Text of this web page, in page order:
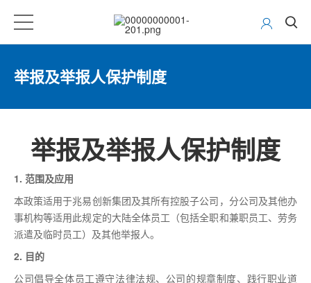
举报及举报人保护制度
举报及举报人保护制度
1. 范围及应用
本政策适用于兆易创新集团及其所有控股子公司，分公司及其他办
事机构等适用此规定的大陆全体员工（包括全职和兼职员工、劳务
派遣及临时员工）及其他举报人。
2. 目的
公司倡导全体员工遵守法律法规、公司的规章制度、践行职业道